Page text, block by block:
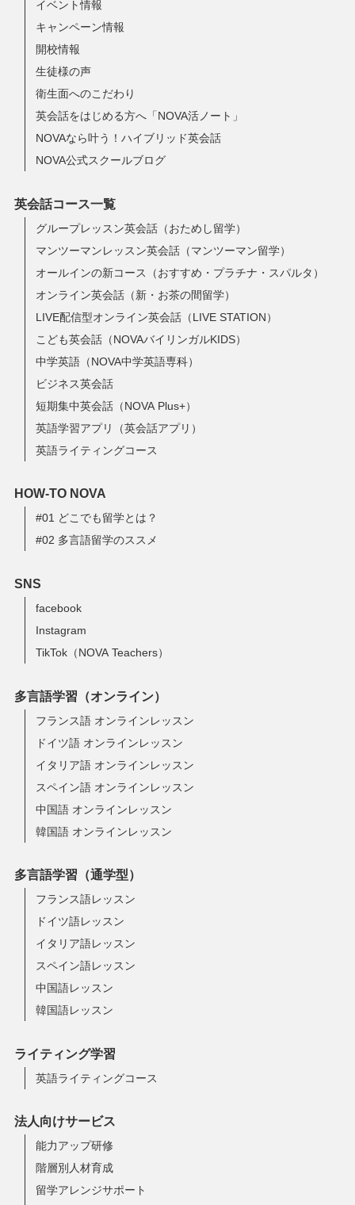
イベント情報
キャンペーン情報
開校情報
生徒様の声
衛生面へのこだわり
英会話をはじめる方へ「NOVA活ノート」
NOVAなら叶う！ハイブリッド英会話
NOVA公式スクールブログ
英会話コース一覧
グループレッスン英会話（おためし留学）
マンツーマンレッスン英会話（マンツーマン留学）
オールインの新コース（おすすめ・プラチナ・スパルタ）
オンライン英会話（新・お茶の間留学）
LIVE配信型オンライン英会話（LIVE STATION）
こども英会話（NOVAバイリンガルKIDS）
中学英語（NOVA中学英語専科）
ビジネス英会話
短期集中英会話（NOVA Plus+）
英語学習アプリ（英会話アプリ）
英語ライティングコース
HOW-TO NOVA
#01 どこでも留学とは？
#02 多言語留学のススメ
SNS
facebook
Instagram
TikTok（NOVA Teachers）
多言語学習（オンライン）
フランス語 オンラインレッスン
ドイツ語 オンラインレッスン
イタリア語 オンラインレッスン
スペイン語 オンラインレッスン
中国語 オンラインレッスン
韓国語 オンラインレッスン
多言語学習（通学型）
フランス語レッスン
ドイツ語レッスン
イタリア語レッスン
スペイン語レッスン
中国語レッスン
韓国語レッスン
ライティング学習
英語ライティングコース
法人向けサービス
能力アップ研修
階層別人材育成
留学アレンジサポート